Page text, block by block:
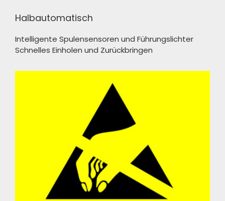
Halbautomatisch
Intelligente Spulensensoren und Führungslichter
Schnelles Einholen und Zurückbringen